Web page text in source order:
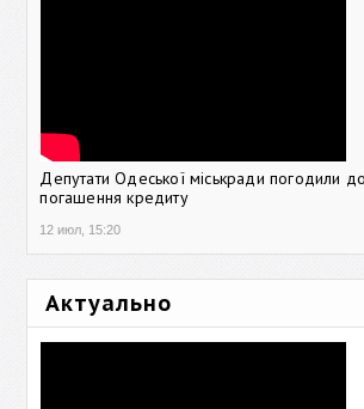
Депутати Одеської міськради погодили
погашення кредиту
12 июл, 15:20
Актуально